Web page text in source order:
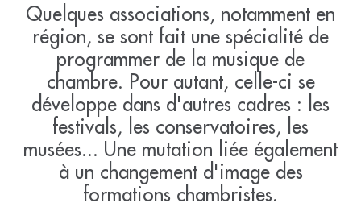
Quelques associations, notamment en
région, se sont fait une spécialité de
programmer de la musique de
chambre. Pour autant, celle-ci se
développe dans d'autres cadres : les
festivals, les conservatoires, les
musées... Une mutation liée également
à un changement d'image des
formations chambristes.